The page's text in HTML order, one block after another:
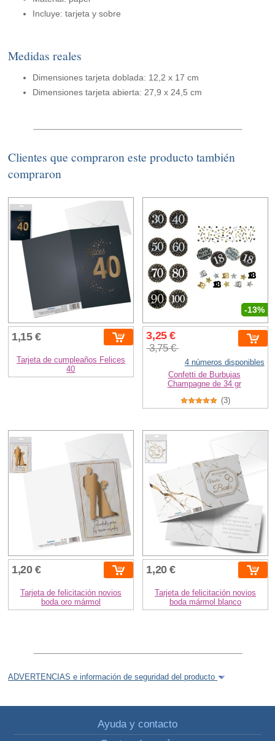
Incluye: tarjeta y sobre
Medidas reales
Dimensiones tarjeta doblada: 12,2 x 17 cm
Dimensiones tarjeta abierta: 27,9 x 24,5 cm
Clientes que compraron este producto también
compraron
1,15 €
Tarjeta de cumpleaños Felices
40
-13%
3,25 €
3,75 €
4 números disponibles
Confetti de Burbujas
Champagne de 34 gr
(3)
1,20 €
Tarjeta de felicitación novios
boda oro mármol
1,20 €
Tarjeta de felicitación novios
boda mármol blanco
ADVERTENCIAS e información de seguridad del producto
Ayuda y contacto